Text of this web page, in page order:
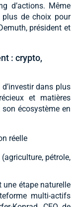
d’actions. Même
plus de choix pour
président et
: crypto,
dans plus
et matières
écosystème en
réelle
pétrole,
une étape naturelle
multi-actifs